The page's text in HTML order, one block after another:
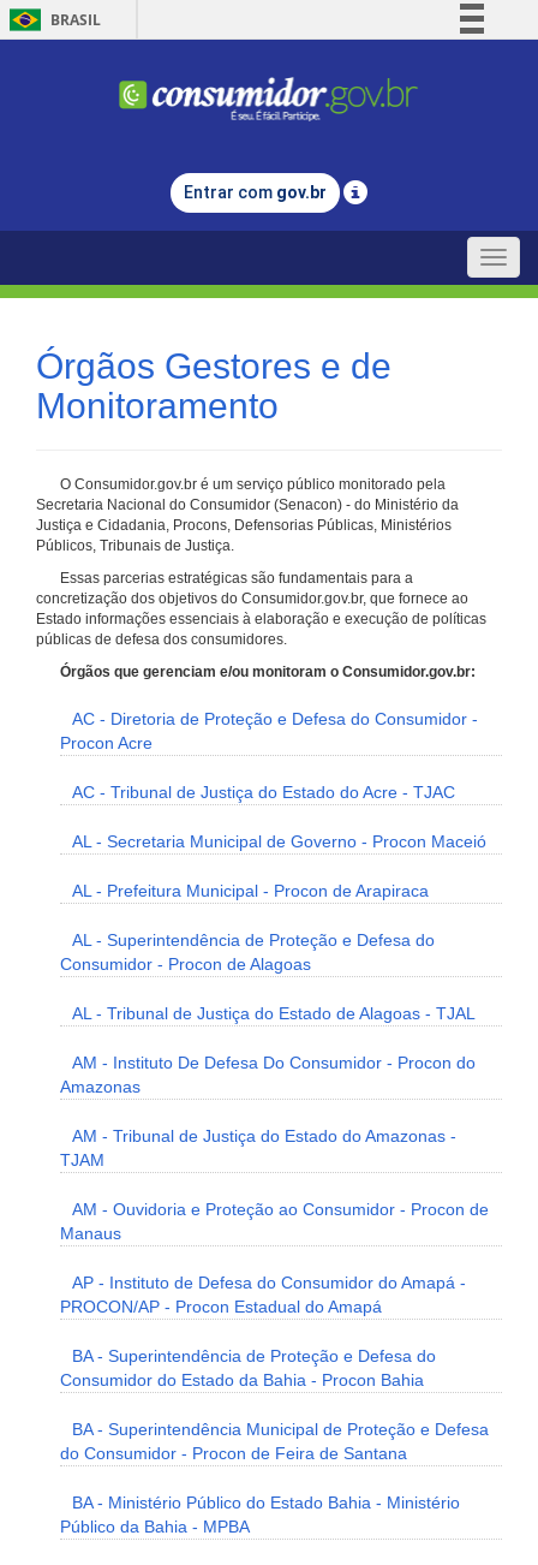
BRASIL
Comunica BR
Legislação
Entrar com gov.br
Toggle
Órgãos Gestores e de
Monitoramento
O Consumidor.gov.br é um serviço público monitorado pela
Secretaria Nacional do Consumidor (Senacon) - do Ministério da
Justiça e Cidadania, Procons, Defensorias Públicas, Ministérios
Públicos, Tribunais de Justiça.
Essas parcerias estratégicas são fundamentais para a
concretização dos objetivos do Consumidor.gov.br, que fornece ao
Estado informações essenciais à elaboração e execução de políticas
públicas de defesa dos consumidores.
Órgãos que gerenciam e/ou monitoram o Consumidor.gov.br:
AC - Diretoria de Proteção e Defesa do Consumidor -
Procon Acre
AC - Tribunal de Justiça do Estado do Acre - TJAC
AL - Secretaria Municipal de Governo - Procon Maceió
AL - Prefeitura Municipal - Procon de Arapiraca
AL - Superintendência de Proteção e Defesa do
Consumidor - Procon de Alagoas
AL - Tribunal de Justiça do Estado de Alagoas - TJAL
AM - Instituto De Defesa Do Consumidor - Procon do
Amazonas
AM - Tribunal de Justiça do Estado do Amazonas -
TJAM
AM - Ouvidoria e Proteção ao Consumidor - Procon de
Manaus
AP - Instituto de Defesa do Consumidor do Amapá -
PROCON/AP - Procon Estadual do Amapá
BA - Superintendência de Proteção e Defesa do
Consumidor do Estado da Bahia - Procon Bahia
BA - Superintendência Municipal de Proteção e Defesa
do Consumidor - Procon de Feira de Santana
BA - Ministério Público do Estado Bahia - Ministério
Público da Bahia - MPBA